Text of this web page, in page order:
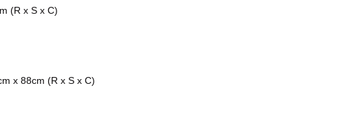
(R x S x C)
x 88cm (R x S x C)